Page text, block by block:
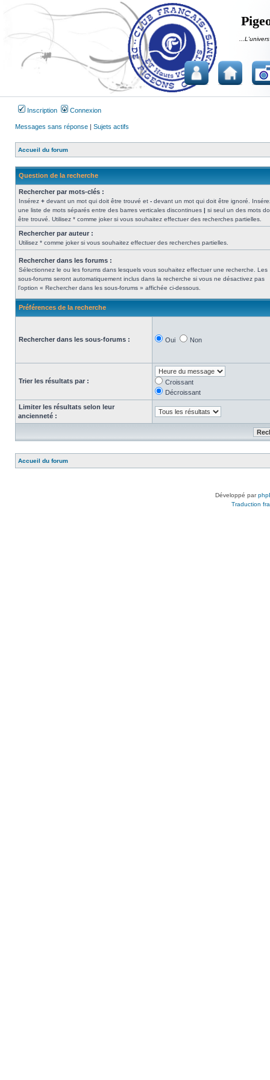
Inscription Connexion
Messages sans réponse | Sujets actifs
Accueil du forum
Question de la recherche
Rechercher par mots-clés :
Insérez + devant un mot qui doit être trouvé et - devant un mot qui doit être ignoré.
une liste de mots séparés entre des barres verticales discontinues | si seul un des mots
être trouvé. Utilisez * comme joker si vous souhaitez effectuer des recherches partielles.
Rechercher par auteur :
Utilisez * comme joker si vous souhaitez effectuer des recherches partielles.
Rechercher dans les forums :
Sélectionnez le ou les forums dans lesquels vous souhaitez effectuer une recherche. Les
sous-forums seront automatiquement inclus dans la recherche si vous ne désactivez pas
l’option « Rechercher dans les sous-forums » affichée ci-dessous.
Préférences de la recherche
Rechercher dans les sous-forums : Oui Non
Trier les résultats par :
Croissant
Décroissant
Limiter les résultats selon leur
ancienneté :
Accueil du forum
Développé par
Traduction